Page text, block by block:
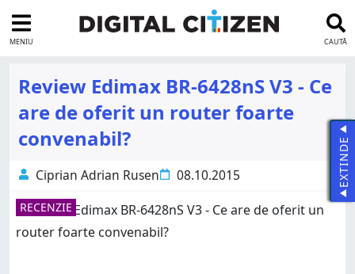
MENIU CAUTĂ
Review Edimax BR-6428nS V3 - Ce
are de oferit un router foarte
convenabil?
Ciprian Adrian Rusen 08.10.2015
RECENZIE
EXTINDE